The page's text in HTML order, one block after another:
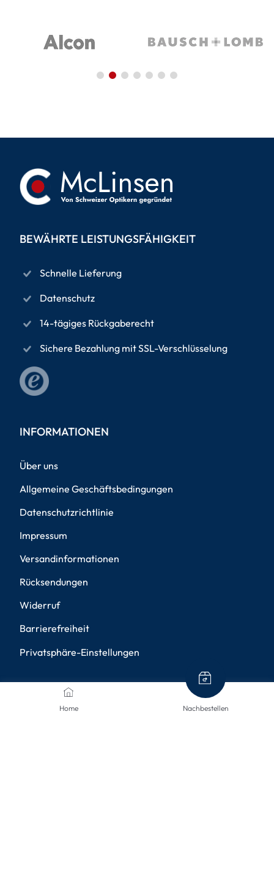
Home Nachbestellen
BEWÄHRTE LEISTUNGSFÄHIGKEIT
Schnelle Lieferung
Datenschutz
14-tägiges Rückgaberecht
Sichere Bezahlung mit SSL-Verschlüsselung
INFORMATIONEN
Über uns
Allgemeine Geschäftsbedingungen
Datenschutzrichtlinie
Impressum
Versandinformationen
Rücksendungen
Widerruf
Barrierefreiheit
Privatsphäre-Einstellungen
ZAHLUNGSMETHODEN